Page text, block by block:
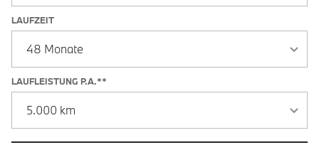
LAUFZEIT
LAUFLEISTUNG P.A.**